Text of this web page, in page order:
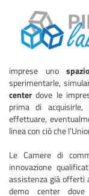
imprese uno
sperimentarle,
center dove le
prima di
effettuare,
linea con ciò che
Le Camere di
innovazione
assistenza già offerti
demo center